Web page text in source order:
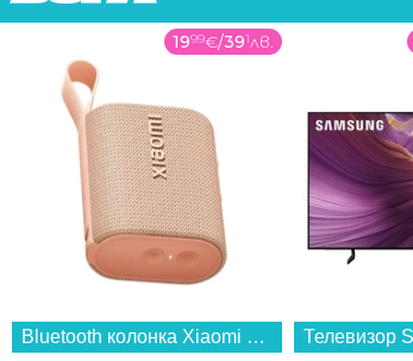
1999€/391лв.
Bluetooth колонка Xiaomi Sound Pocket Pink S28H-GL QBH4380GL...